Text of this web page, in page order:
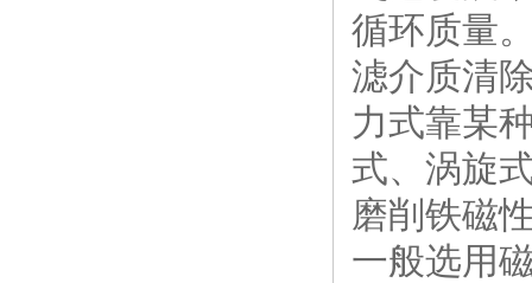
循环质量
滤介质清
力式靠某
式、涡旋
磨削铁磁
一般选用